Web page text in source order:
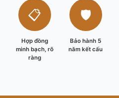
📋
Hợp đồng
minh bạch, rõ
ràng
🛡️
Bảo hành 5
năm kết cấu